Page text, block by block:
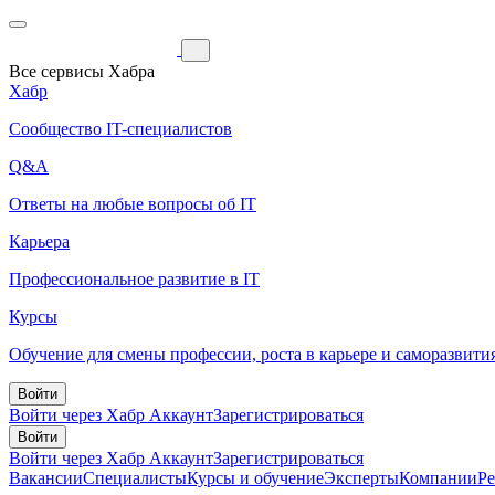
Все сервисы Хабра
Хабр
Сообщество IT-специалистов
Q&A
Ответы на любые вопросы об IT
Карьера
Профессиональное развитие в IT
Курсы
Обучение для смены профессии, роста в карьере и
Войти
Войти через Хабр АккаунтЗарегистрироваться
Войти
Войти через Хабр АккаунтЗарегистрироваться
ВакансииСпециалистыКурсы и обучениеЭкспертыКомпании